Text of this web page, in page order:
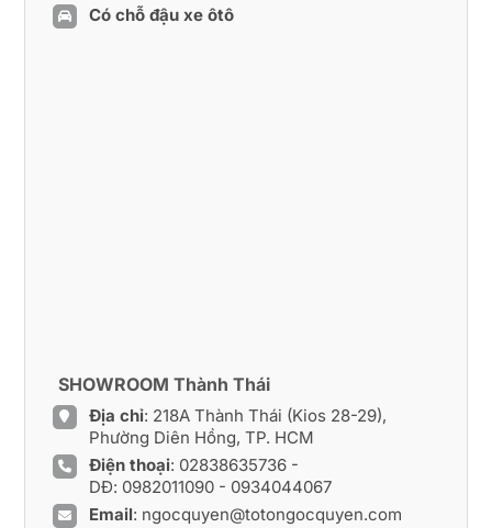
Có chỗ đậu xe ôtô
SHOWROOM Thành Thái
Địa chỉ: 218A Thành Thái (Kios 28-29),
Phường Diên Hồng, TP. HCM
Điện thoại: 02838635736 -
DĐ: 0982011090- 0934044067
Email: ngocquyen@totongocquyen.com